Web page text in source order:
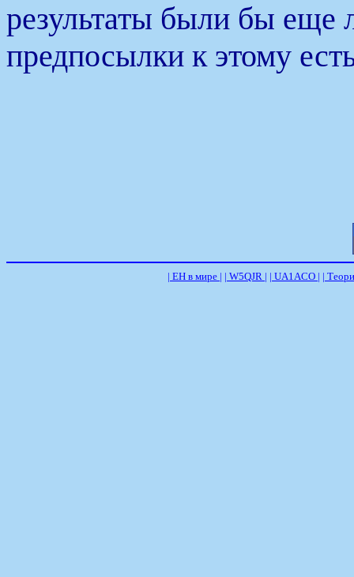
результаты были бы еще
предпосылки к этому
| ЕН в мире | | W5QJR | | UA1ACO | |